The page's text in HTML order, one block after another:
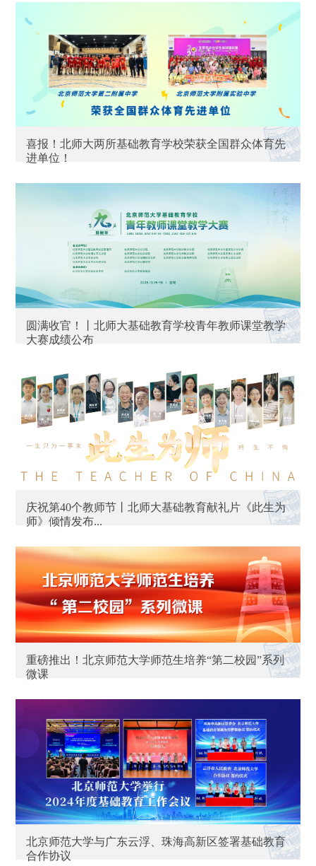
喜报！北师大两所基础教育学校荣获全国群众体育先
进单位！
圆满收官！丨北师大基础教育学校青年教师课堂教学
大赛成绩公布
庆祝第40个教师节丨北师大基础教育献礼片《此生为
师》倾情发布...
重磅推出！北京师范大学师范生培养“第二校园”系列
微课
北京师范大学与广东云浮、珠海高新区签署基础教育
合作协议